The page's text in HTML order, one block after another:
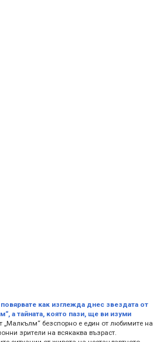
как изглежда днес звездата от
а тайната, която пази, ще ви изуми
„Малкълм“ безспорно е един от любимите на
зрители на всякаква възраст.